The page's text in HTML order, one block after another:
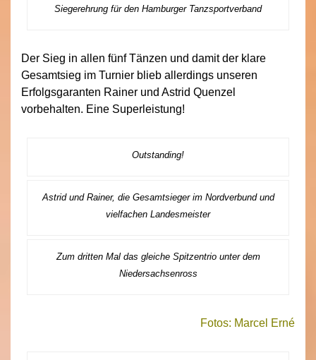
Siegerehrung für den Hamburger Tanzsportverband
Der Sieg in allen fünf Tänzen und damit der klare
Gesamtsieg im Turnier blieb allerdings unseren
Erfolgsgaranten Rainer und Astrid Quenzel
vorbehalten. Eine Superleistung!
Outstanding!
Astrid und Rainer, die Gesamtsieger im Nordverbund und
vielfachen Landesmeister
Zum dritten Mal das gleiche Spitzentrio unter dem
Niedersachsenross
Fotos: Marcel Erné